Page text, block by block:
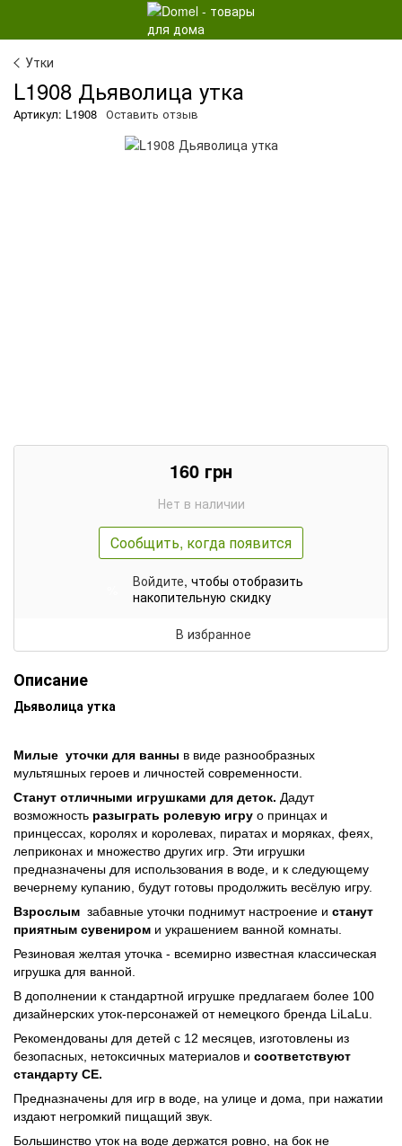
Утки
L1908 Дьяволица утка
Артикул: L1908 Оставить отзыв
160 грн
Нет в наличии
Сообщить, когда появится
Войдите, чтобы отобразить
накопительную скидку
В избранное
Описание
Дьяволица утка
Милые уточки для ванны в виде разнообразных
мультяшных героев и личностей современности.
Станут отличными игрушками для деток. Дадут
возможность разыграть ролевую игру о принцах и
принцессах, королях и королевах, пиратах и моряках, феях,
леприконах и множество других игр. Эти игрушки
предназначены для использования в воде, и к следующему
вечернему купанию, будут готовы продолжить весёлую игру.
Взрослым забавные уточки поднимут настроение и станут
приятным сувениром и украшением ванной комнаты.
Резиновая желтая уточка - всемирно известная классическая
игрушка для ванной.
В дополнении к стандартной игрушке предлагаем более 100
дизайнерских уток-персонажей от немецкого бренда LiLaLu.
Рекомендованы для детей с 12 месяцев, изготовлены из
безопасных, нетоксичных материалов и соответствуют
стандарту СЕ.
Предназначены для игр в воде, на улице и дома, при нажатии
издают негромкий пищащий звук.
Большинство уток на воде держатся ровно, на бок не